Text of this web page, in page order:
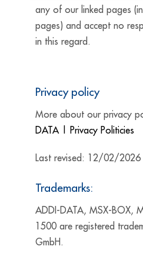
any of our linked pages
pages) and accept no
in this regard.
Privacy policy
More about our privacy
DATA | Privacy Politicies
Last revised: 12/02/2026
Trademarks:
ADDI-DATA, MSX-BOX,
1500 are registered
GmbH.